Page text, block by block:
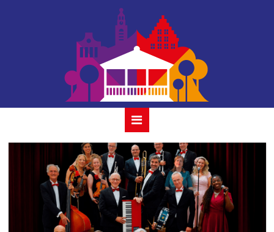
louis swing
orchestra